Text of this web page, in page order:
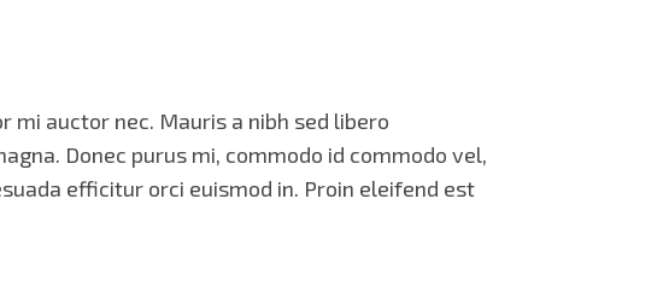
auctor nec. Mauris a nibh sed libero
Donec purus mi, commodo id commodo vel,
efficitur orci euismod in. Proin eleifend est